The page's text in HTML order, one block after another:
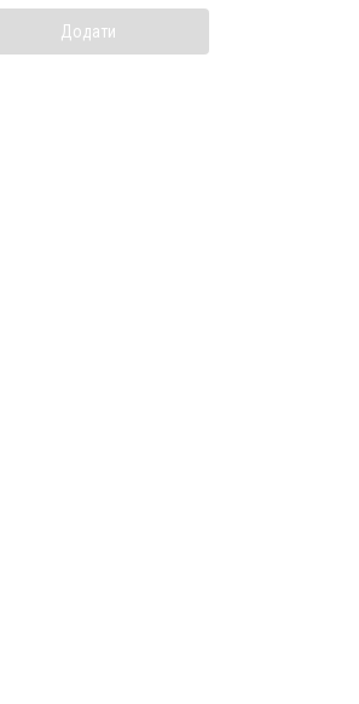
Додати